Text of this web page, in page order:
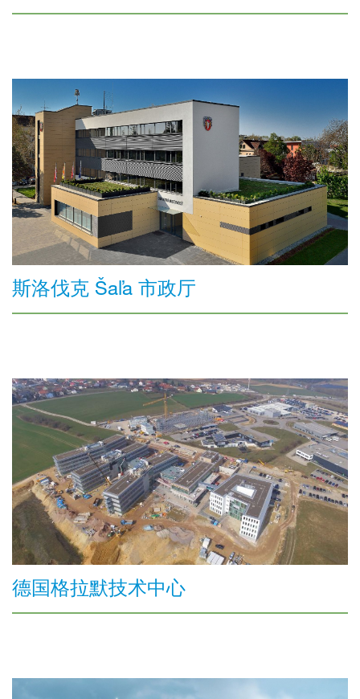
斯洛伐克 Šaľa 市政厅
德国格拉默技术中心